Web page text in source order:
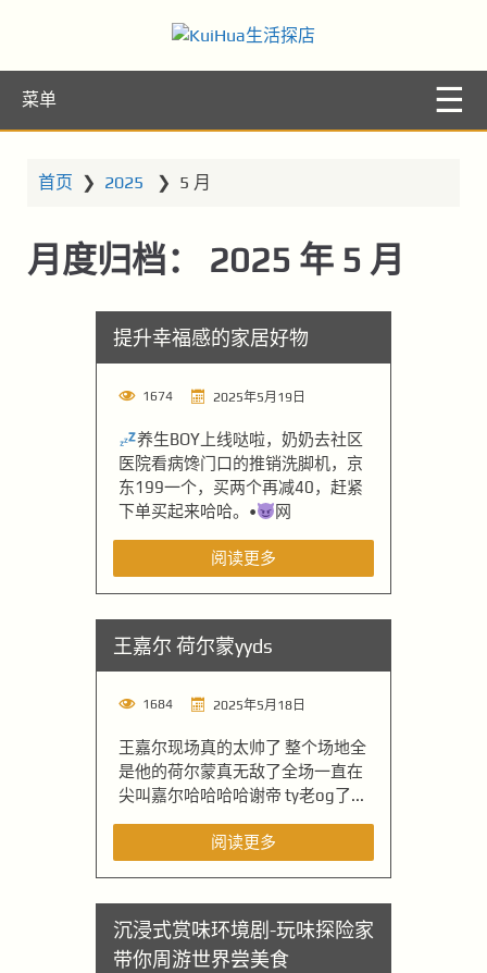
KuiHua生活探
店
菜单
首页 ❯ 2025 ❯ 5 月
月度归档： 2025 年 5 月
提升幸福感的家居好物
1674 2025年5月19日
养生BOY上线哒啦，奶奶去社区
医院看病馋门口的推销洗脚机，京
东199一个，买两个再减40，赶紧
下单买起来哈哈。•
网
阅读更多
王嘉尔 荷尔蒙yyds
1684 2025年5月18日
王嘉尔现场真的太帅了 整个场地全
是他的荷尔蒙真无敌了全场一直在
尖叫嘉尔哈哈哈哈谢帝 ty老og了...
阅读更多
沉浸式赏味环境剧-玩味探险家
带你周游世界尝美食